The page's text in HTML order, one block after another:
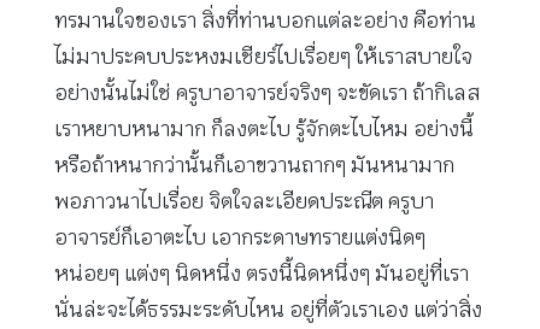
ทรมานใจของเรา สิ่งที่ท่านบอกแต่ละอย่าง คือท่าน
ไม่มาประคบประหงมเชียร์ไปเรื่อยๆ ให้เราสบายใจ
อย่างนั้นไม่ใช่ ครูบาอาจารย์จริงๆ จะขัดเรา ถ้ากิเลส
เราหยาบหนามาก ก็ลงตะไบ รู้จักตะไบไหม อย่างนี้
หรือถ้าหนากว่านั้นก็เอาขวานถากๆ มันหนามาก
พอภาวนาไปเรื่อย จิตใจละเอียดประณีต ครูบา
อาจารย์ก็เอาตะไบ เอากระดาษทรายแต่งนิดๆ
หน่อยๆ แต่งๆ นิดหนึ่ง ตรงนี้นิดหนึ่งๆ มันอยู่ที่เรา
นั่นล่ะจะได้ธรรมะระดับไหน อยู่ที่ตัวเราเอง แต่ว่าสิ่ง